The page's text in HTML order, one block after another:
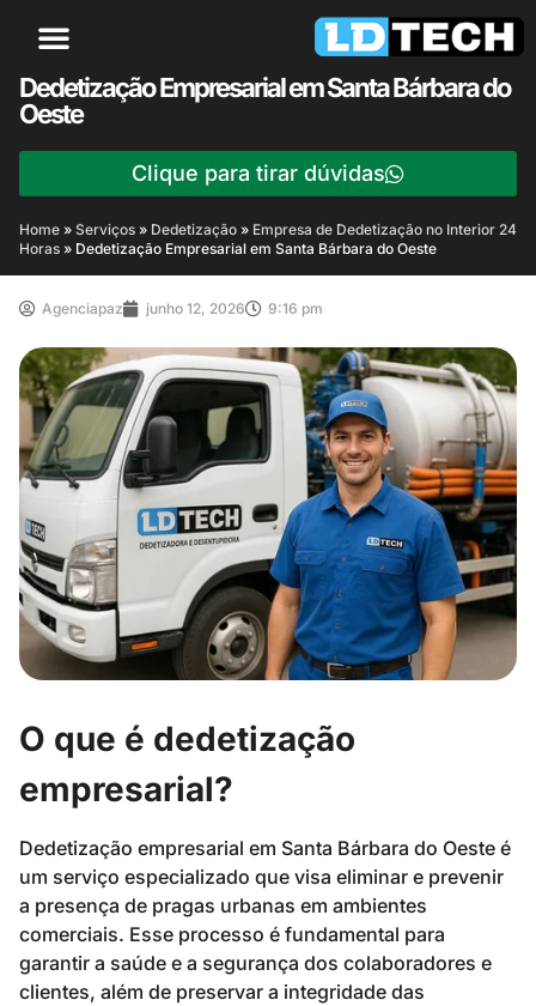
Dedetização Empresarial em Santa Bárbara do
Oeste
Clique para tirar dúvidas
Home » Serviços » Dedetização » Empresa de Dedetização no Interior 24
Horas » Dedetização Empresarial em Santa Bárbara do Oeste
Agenciapaz junho 12, 2026 9:16 pm
O que é dedetização
empresarial?
Dedetização empresarial em Santa Bárbara do Oeste é
um serviço especializado que visa eliminar e prevenir
a presença de pragas urbanas em ambientes
comerciais. Esse processo é fundamental para
garantir a saúde e a segurança dos colaboradores e
clientes, além de preservar a integridade das